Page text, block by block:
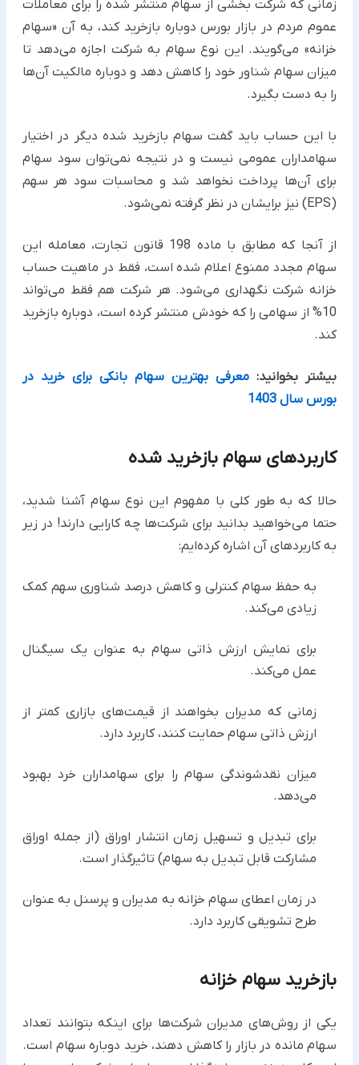
زمانی که شرکت بخشی از سهام منتشر شده را برای معاملات
عموم مردم در بازار بورس دوباره بازخرید کند، به آن «سهام
خزانه» می‌گویند. این نوع سهام به شرکت اجازه می‌دهد تا
میزان سهام شناور خود را کاهش دهد و دوباره مالکیت آن‌ها
را به دست بگیرد.
با این حساب باید گفت سهام بازخرید شده دیگر در اختیار
سهامداران عمومی نیست و در نتیجه نمی‌توان سود سهام
برای آن‌ها پرداخت نخواهد شد و محاسبات سود هر سهم
(EPS) نیز برایشان در نظر گرفته نمی‌شود.
از آنجا که مطابق با ماده 198 قانون تجارت، معامله این
سهام مجدد ممنوع اعلام شده است، فقط در ماهیت حساب
خزانه شرکت نگهداری می‌شود. هر شرکت هم فقط می‌تواند
10% از سهامی را که خودش منتشر کرده است، دوباره بازخرید
کند.
بیشتر بخوانید: معرفی بهترین سهام بانکی برای خرید در
بورس سال 1403
کاربردهای سهام بازخرید شده
حالا که به طور کلی با مفهوم این نوع سهام آشنا شدید،
حتما می‌خواهید بدانید برای شرکت‌ها چه کارایی دارند! در زیر
به کاربردهای آن اشاره کرده‌ایم:
به حفظ سهام کنترلی و کاهش درصد شناوری سهم کمک
زیادی می‌کند.
برای نمایش ارزش ذاتی سهام به عنوان یک سیگنال
عمل می‌کند.
زمانی که مدیران بخواهند از قیمت‌های بازاری کمتر از
ارزش ذاتی سهام حمایت کنند، کاربرد دارد.
میزان نقدشوندگی سهام را برای سهامداران خرد بهبود
می‌دهد.
برای تبدیل و تسهیل زمان انتشار اوراق (از جمله اوراق
مشارکت قابل تبدیل به سهام) تاثیرگذار است.
در زمان اعطای سهام خزانه به مدیران و پرسنل به عنوان
طرح تشویقی کاربرد دارد.
بازخرید سهام خزانه
یکی از روش‌های مدیران شرکت‌ها برای اینکه بتوانند تعداد
سهام مانده در بازار را کاهش دهند، خرید دوباره سهام است.